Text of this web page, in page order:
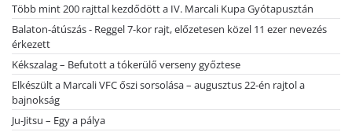
Több mint 200 rajttal kezdődött a IV. Marcali Kupa Gyótapusztán
Balaton-átúszás - Reggel 7-kor rajt, előzetesen közel 11 ezer nevezés
érkezett
Kékszalag – Befutott a tókerülő verseny győztese
Elkészült a Marcali VFC őszi sorsolása – augusztus 22-én rajtol a
bajnokság
Ju-Jitsu – Egy a pálya